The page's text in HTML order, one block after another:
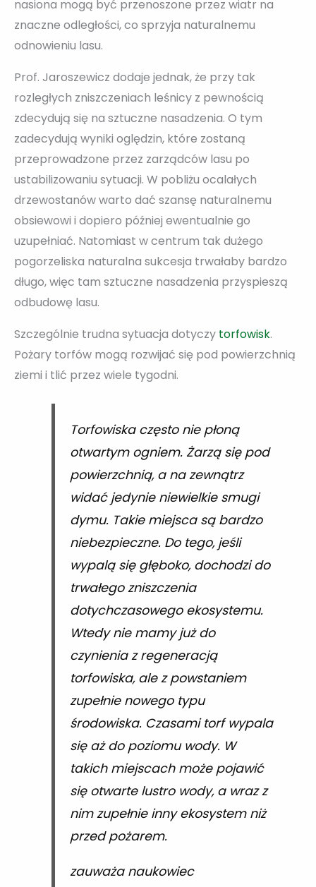
nasiona mogą być przenoszone przez wiatr na
znaczne odległości, co sprzyja naturalnemu
odnowieniu lasu.
Prof. Jaroszewicz dodaje jednak, że przy tak
rozległych zniszczeniach leśnicy z pewnością
zdecydują się na sztuczne nasadzenia. O tym
zadecydują wyniki oględzin, które zostaną
przeprowadzone przez zarządców lasu po
ustabilizowaniu sytuacji. W pobliżu ocalałych
drzewostanów warto dać szansę naturalnemu
obsiewowi i dopiero później ewentualnie go
uzupełniać. Natomiast w centrum tak dużego
pogorzeliska naturalna sukcesja trwałaby bardzo
długo, więc tam sztuczne nasadzenia przyspieszą
odbudowę lasu.
Szczególnie trudna sytuacja dotyczy torfowisk.
Pożary torfów mogą rozwijać się pod powierzchnią
ziemi i tlić przez wiele tygodni.
Torfowiska często nie płoną
otwartym ogniem. Żarzą się pod
powierzchnią, a na zewnątrz
widać jedynie niewielkie smugi
dymu. Takie miejsca są bardzo
niebezpieczne. Do tego, jeśli
wypalą się głęboko, dochodzi do
trwałego zniszczenia
dotychczasowego ekosystemu.
Wtedy nie mamy już do
czynienia z regeneracją
torfowiska, ale z powstaniem
zupełnie nowego typu
środowiska. Czasami torf wypala
się aż do poziomu wody. W
takich miejscach może pojawić
się otwarte lustro wody, a wraz z
nim zupełnie inny ekosystem niż
przed pożarem.
zauważa naukowiec